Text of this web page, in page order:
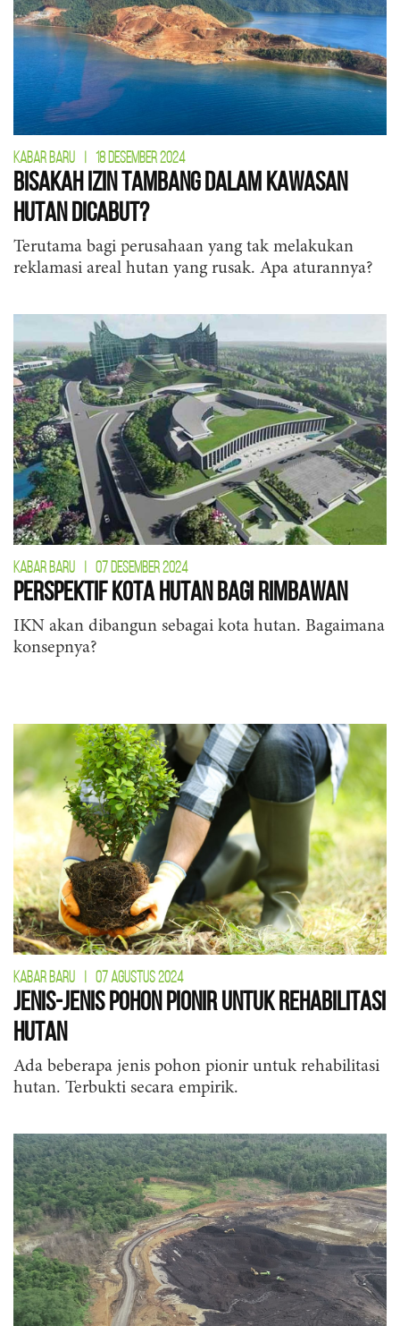
KABAR BARU 18 DESEMBER 2024
Bisakah Izin Tambang dalam Kawasan
Hutan Dicabut?
Terutama bagi perusahaan yang tak melakukan
reklamasi areal hutan yang rusak. Apa aturannya?
KABAR BARU | 07 DESEMBER 2024
Perspektif Kota Hutan Bagi Rimbawan
IKN akan dibangun sebagai kota hutan. Bagaimana
konsepnya?
KABAR BARU | 07 AGUSTUS 2024
Jenis-jenis Pohon Pionir untuk Rehabilitasi
Hutan
Ada beberapa jenis pohon pionir untuk rehabilitasi
hutan. Terbukti secara empirik.